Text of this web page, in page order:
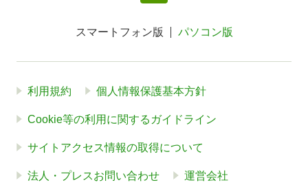
スマートフォン版 パソコン版
利用規約 個人情報保護基本方針
Cookie等の利用に関するガイドライン
サイトアクセス情報の取得について
法人・プレスお問い合わせ 運営会社